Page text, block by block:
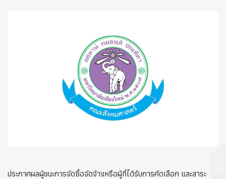
ประกาศผลผู้ชนะการจัดซื้อจัดจ้างหรือผู้ที่ได้รับการคัดเลือก และสาระ